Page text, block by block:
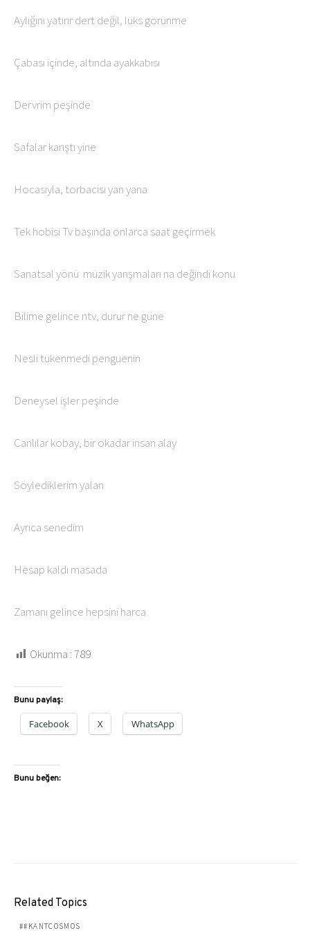
Aylığını yatırır dert değil, lüks görünme
Çabası içinde, altında ayakkabısı
Dervrim peşinde
Safalar karıştı yine
Hocasıyla, torbacısı yan yana
Tek hobisi Tv başında onlarca saat geçirmek
Sanatsal yönü müzik yarışmaları na değindi konu
Bilime gelince ntv, durur ne güne
Nesli tükenmedi penguenin
Deneysel işler peşinde
Canlılar kobay, bir okadar insan alay
Söylediklerim yalan
Ayrıca senedim
Hesap kaldı masada
Zamanı gelince hepsini harca
Okunma :789
Bunu paylaş:
Facebook X WhatsApp
Bunu beğen:
Related Topics
#KANTCOSMOS